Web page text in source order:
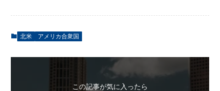
北米 アメリカ合衆国
この記事が気に入ったら